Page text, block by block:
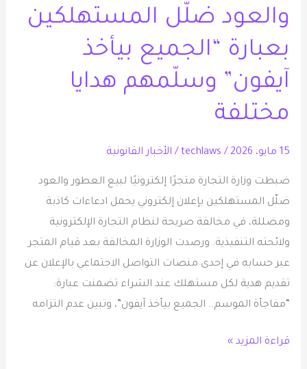
والعود ضلّل المستهلكين
بعبارة “الجميع بيأخذ
آيفون” وسلّمهم هدايا
مختلفة
15 مايو، 2026 /
techlaws
/ الأخبار القانونية
ضبطت وزارة التجارة متجرًا إلكترونيًا لبيع العطور والعود
ضلّل المستهلكين بإعلان إلكتروني يحمل ادعاءات كاذبة
ومضللة، في مخالفة صريحة لنظام التجارة الإلكترونية
ولائحته التنفيذية. ورصدت الوزارة المخالفة بعد قيام المتجر
عبر حسابه في إحدى منصات التواصل الاجتماعي بالإعلان عن
تقديم هدية لكل مستهلك عند الشراء تضمنت عبارة:
“مفاجأة الموسم.. الجميع بيأخذ آيفون”، وتبين عدم التزامه
العطور
ضلّل
المستهلكين
بعبارة
“الجميع
آيفون”
وسلّمهم
هدايا
مختلفة
قراءة المزيد »